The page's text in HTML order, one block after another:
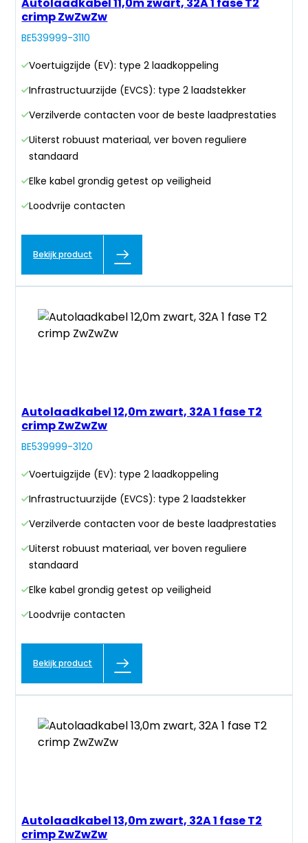
crimp ZwZwZw
BE539999-3110
Voertuigzijde (EV): type 2 laadkoppeling
Infrastructuurzijde (EVCS): type 2 laadstekker
Verzilverde contacten voor de beste laadprestaties
Uiterst robuust materiaal, ver boven reguliere
standaard
Elke kabel grondig getest op veiligheid
Loodvrije contacten
Bekijk product
Autolaadkabel 12,0m zwart, 32A 1 fase T2
crimp ZwZwZw
BE539999-3120
Voertuigzijde (EV): type 2 laadkoppeling
Infrastructuurzijde (EVCS): type 2 laadstekker
Verzilverde contacten voor de beste laadprestaties
Uiterst robuust materiaal, ver boven reguliere
standaard
Elke kabel grondig getest op veiligheid
Loodvrije contacten
Bekijk product
Autolaadkabel 13,0m zwart, 32A 1 fase T2
crimp ZwZwZw